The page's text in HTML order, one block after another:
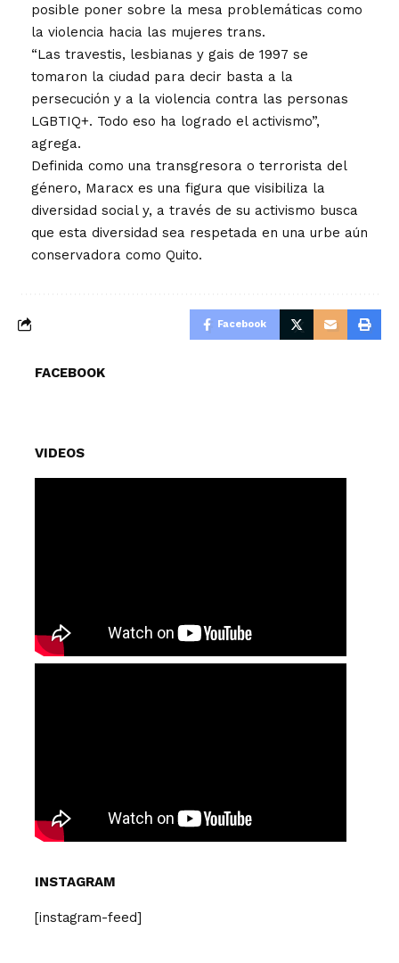
posible poner sobre la mesa problemáticas como
la violencia hacia las mujeres trans.
“Las travestis, lesbianas y gais de 1997 se
tomaron la ciudad para decir basta a la
persecución y a la violencia contra las personas
LGBTIQ+. Todo eso ha logrado el activismo”,
agrega.
Definida como una transgresora o terrorista del
género, Maracx es una figura que visibiliza la
diversidad social y, a través de su activismo busca
que esta diversidad sea respetada en una urbe aún
conservadora como Quito.
Facebook
FACEBOOK
VIDEOS
INSTAGRAM
[instagram-feed]